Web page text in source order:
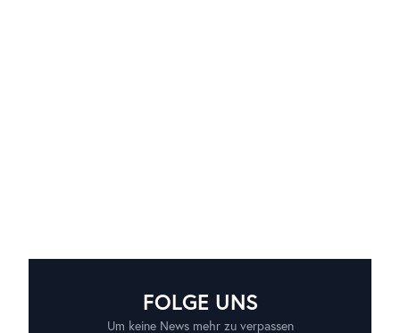
FOLGE UNS
Um keine News mehr zu verpassen